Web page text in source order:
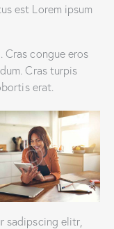
est Lorem ipsum
Cras congue eros
Cras turpis
erat.
sadipscing elitr,